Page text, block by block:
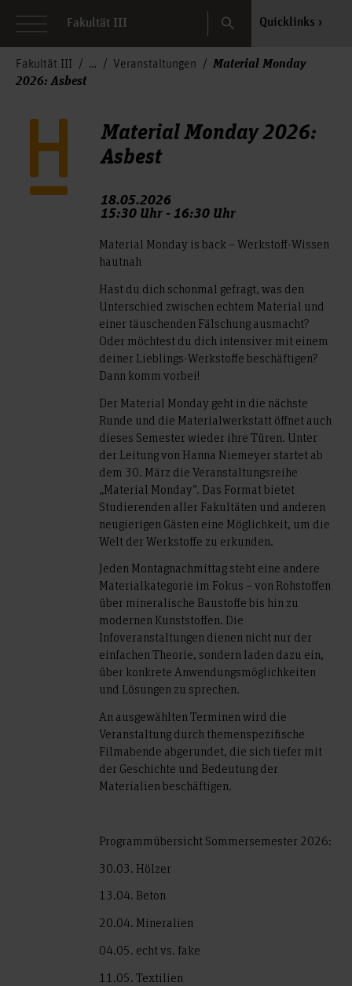
Fakultät III Search Quicklinks
Fakultät III Veranstaltungen
Material Monday
2026: Asbest
Material Monday 2026:
Asbest
18.05.2026
15:30 Uhr - 16:30 Uhr
Material Monday is back – Werkstoff-Wissen
hautnah
Hast du dich schonmal gefragt, was den
Unterschied zwischen echtem Material und
einer täuschenden Fälschung ausmacht?
Oder möchtest du dich intensiver mit einem
deiner Lieblings-Werkstoffe beschäftigen?
Dann komm vorbei!
Der Material Monday geht in die nächste
Runde und die Materialwerkstatt öffnet auch
dieses Semester wieder ihre Türen. Unter
der Leitung von Hanna Niemeyer startet ab
dem 30. März die Veranstaltungsreihe
„Material Monday“. Das Format bietet
Studierenden aller Fakultäten und anderen
neugierigen Gästen eine Möglichkeit, um die
Welt der Werkstoffe zu erkunden.
Jeden Montagnachmittag steht eine andere
Materialkategorie im Fokus – von Rohstoffen
über mineralische Baustoffe bis hin zu
modernen Kunststoffen. Die
Infoveranstaltungen dienen nicht nur der
einfachen Theorie, sondern laden dazu ein,
über konkrete Anwendungsmöglichkeiten
und Lösungen zu sprechen.
An ausgewählten Terminen wird die
Veranstaltung durch themenspezifische
Filmabende abgerundet, die sich tiefer mit
der Geschichte und Bedeutung der
Materialien beschäftigen.
Programmübersicht Sommersemester 2026:
30.03. Hölzer
13.04. Beton
20.04. Mineralien
04.05. echt vs. fake
11.05. Textilien